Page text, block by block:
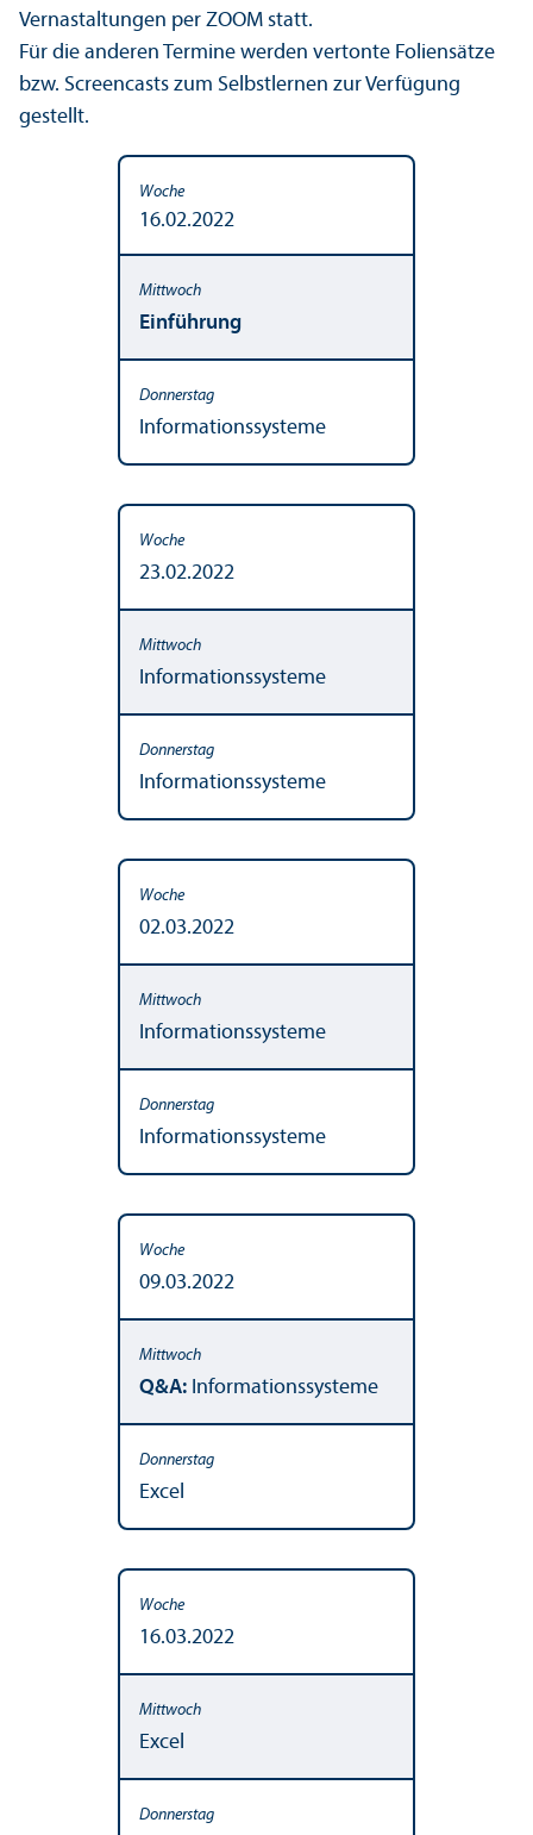
Vernastaltungen per ZOOM statt.
Für die anderen Termine werden vertonte Foliensätze
bzw. Screencasts zum Selbstlernen zur Verfügung
gestellt.
16.02.2022
Einführung
Informationssysteme
23.02.2022
Informationssysteme
Informationssysteme
02.03.2022
Informationssysteme
Informationssysteme
09.03.2022
Q&A: Informationssysteme
Excel
16.03.2022
Excel